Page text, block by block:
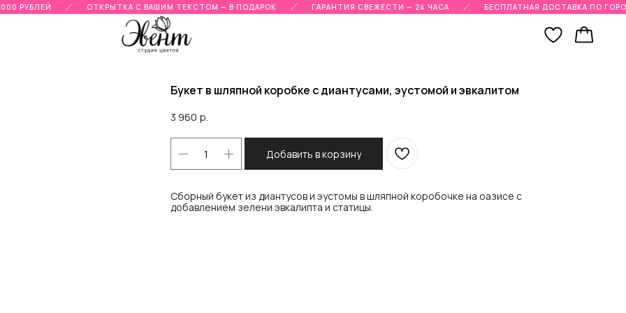
РУБЛЕЙ ОТКРЫТКА С ВАШИМ ТЕКСТОМ — В ПОДАРОК ГАРАНТИЯ СВЕЖЕСТИ — 24 ЧАСА БЕСПЛАТНАЯ ДОСТАВКА ПО
Букет в шляпной коробке с диантусами, эустомой и эвкалитом
3 960 р.
Добавить в корзину
Сборный букет из диантусов и эустомы в шляпной коробочке на оазисе с
добавлением зелени эвкалипта и статицы.